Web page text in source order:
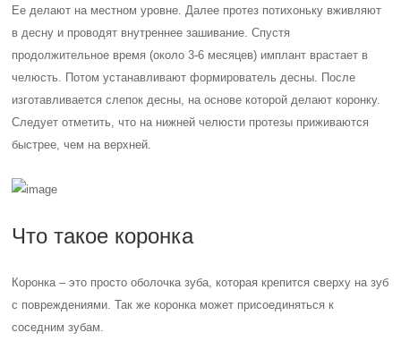
Ее делают на местном уровне. Далее протез потихоньку вживляют
в десну и проводят внутреннее зашивание. Спустя
продолжительное время (около 3-6 месяцев) имплант врастает в
челюсть. Потом устанавливают формирователь десны. После
изготавливается слепок десны, на основе которой делают коронку.
Следует отметить, что на нижней челюсти протезы приживаются
быстрее, чем на верхней.
Что такое коронка
Коронка – это просто оболочка зуба, которая крепится сверху на зуб
с повреждениями. Так же коронка может присоединяться к
соседним зубам.